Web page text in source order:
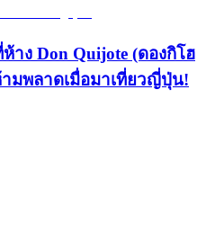
ง Don Quijote (ดองกิโฮ
มพลาดเมื่อมาเที่ยวญี่ปุ่น!